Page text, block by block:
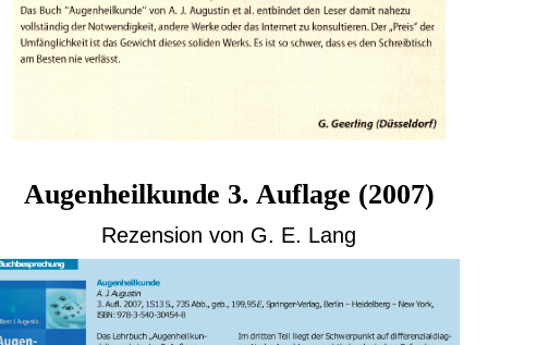
Augenheilkunde 3. Auflage (2007)
Rezension von G. E. Lang